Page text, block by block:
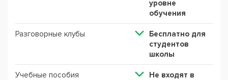
уровне
обучения
Разговорные клубы
Бесплатно для
студентов
школы
Учебные пособия
Не входят в